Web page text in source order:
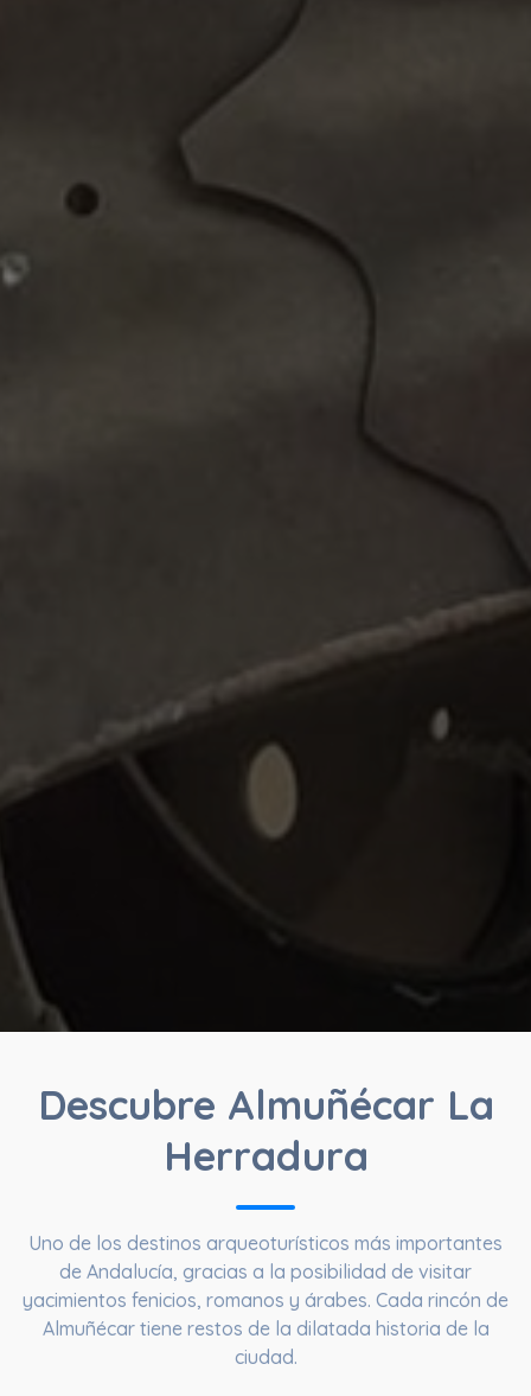
Descubre Almuñécar La
Herradura
Uno de los destinos arqueoturísticos más importantes
de Andalucía, gracias a la posibilidad de visitar
yacimientos fenicios, romanos y árabes. Cada rincón de
Almuñécar tiene restos de la dilatada historia de la
ciudad.